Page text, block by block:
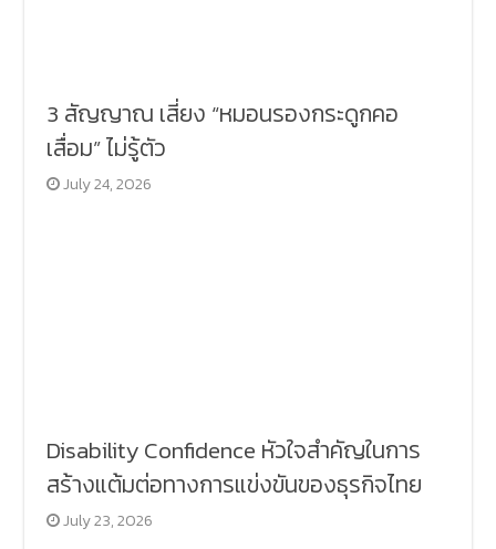
3 สัญญาณ เสี่ยง “หมอนรองกระดูกคอ
เสื่อม” ไม่รู้ตัว
July 24, 2026
Disability Confidence หัวใจสำคัญในการ
สร้างแต้มต่อทางการแข่งขันของธุรกิจไทย
July 23, 2026